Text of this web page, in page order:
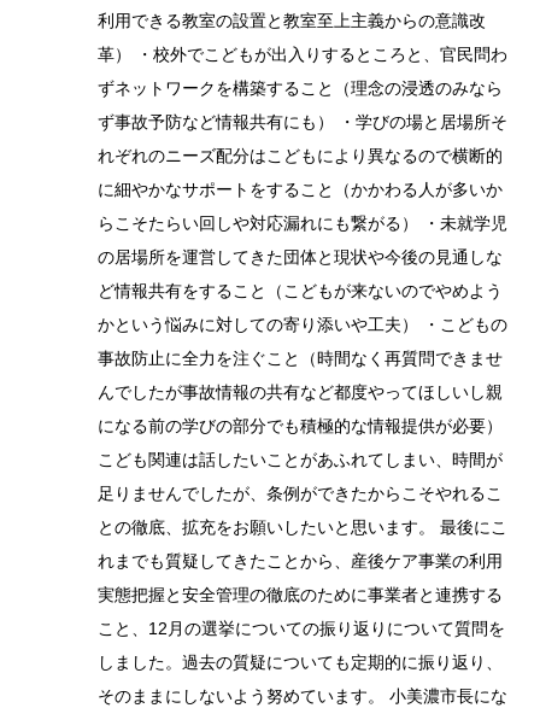
利用できる教室の設置と教室至上主義からの意識改
革） ・校外でこどもが出入りするところと、官民問わ
ずネットワークを構築すること（理念の浸透のみなら
ず事故予防など情報共有にも） ・学びの場と居場所そ
れぞれのニーズ配分はこどもにより異なるので横断的
に細やかなサポートをすること（かかわる人が多いか
らこそたらい回しや対応漏れにも繋がる） ・未就学児
の居場所を運営してきた団体と現状や今後の見通しな
ど情報共有をすること（こどもが来ないのでやめよう
かという悩みに対しての寄り添いや工夫） ・こどもの
事故防止に全力を注ぐこと（時間なく再質問できませ
んでしたが事故情報の共有など都度やってほしいし親
になる前の学びの部分でも積極的な情報提供が必要）
こども関連は話したいことがあふれてしまい、時間が
足りませんでしたが、条例ができたからこそやれるこ
との徹底、拡充をお願いしたいと思います。 最後にこ
れまでも質疑してきたことから、産後ケア事業の利用
実態把握と安全管理の徹底のために事業者と連携する
こと、12月の選挙についての振り返りについて質問を
しました。過去の質疑についても定期的に振り返り、
そのままにしないよう努めています。 小美濃市長にな